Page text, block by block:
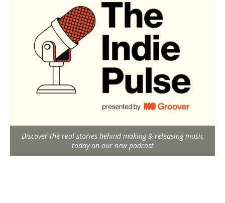
Discover the real stories behind making & releasing music
today on our new podcast